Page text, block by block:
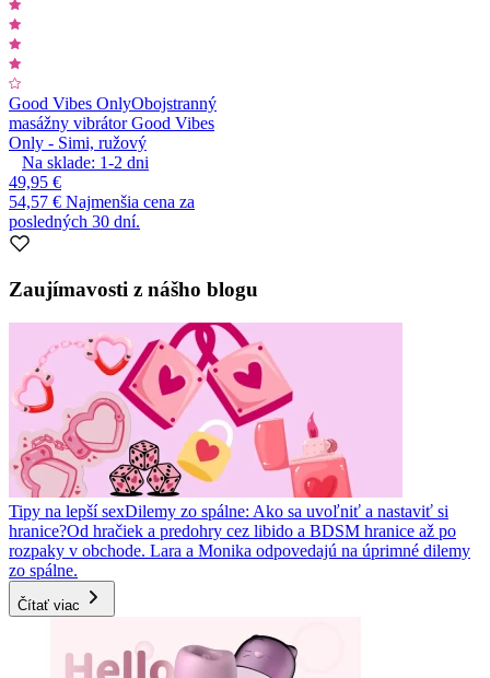
Good Vibes OnlyObojstranný
masážny vibrátor Good Vibes
Only - Simi, ružový
Na sklade: 1-2 dni
49,95 €
54,57 € Najmenšia cena za
posledných 30 dní.
Zaujímavosti z nášho blogu
Tipy na lepší sexDilemy zo spálne: Ako sa uvoľniť a nastaviť si
hranice?Od hračiek a predohry cez libido a BDSM hranice až po
rozpaky v obchode. Lara a Monika odpovedajú na úprimné dilemy
zo spálne.
Čítať viac